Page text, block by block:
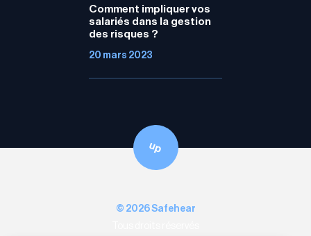
Comment impliquer vos
salariés dans la gestion
des risques ?
20 mars 2023
© 2026 Safehear
up